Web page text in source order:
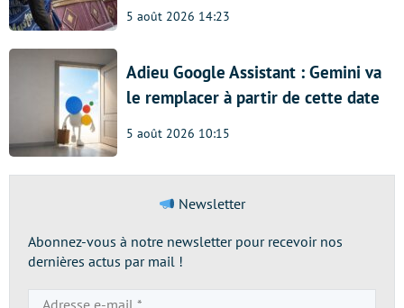
5 août 2026 14:23
Adieu Google Assistant : Gemini va
le remplacer à partir de cette date
5 août 2026 10:15
Newsletter
Abonnez-vous à notre newsletter pour recevoir nos
dernières actus par mail !